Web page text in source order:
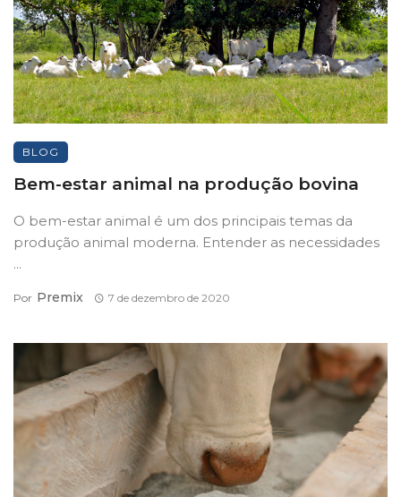
BLOG
Bem-estar animal na produção bovina
O bem-estar animal é um dos principais temas da
produção animal moderna. Entender as necessidades
...
Por Premix 7 de dezembro de 2020